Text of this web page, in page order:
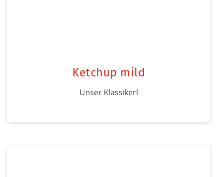
Ketchup mild
Unser Klassiker!